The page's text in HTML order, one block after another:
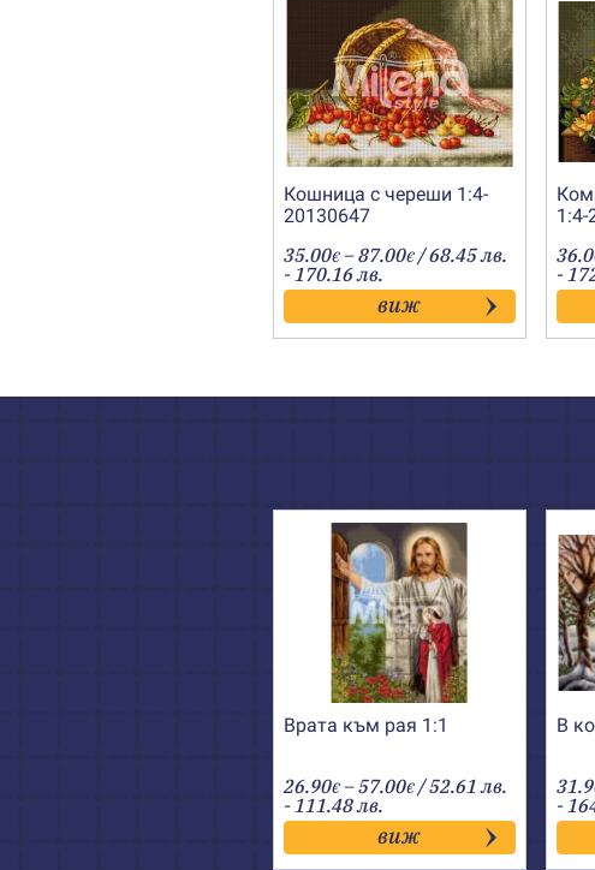
Кошница с череши 1:4-
20130647
35.00€ –87.00€Price
range:
35.00€
through
87.00€
/ 68.45 лв.
- 170.16 лв.
виж
1:4-
-
Врата към рая 1:1
26.90€ –57.00€Price
range:
26.90€
through
57.00€
/ 52.61 лв.
- 111.48 лв.
виж
В
-